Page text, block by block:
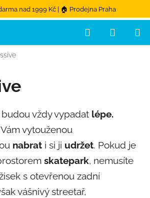
nad 1999 Kč | 🏠 Prodejna Praha
Hledat
budou vždy vypadat lépe.
Vám vytouženou
nabrat i si ji udržet. Pokud je
skatepark, nemusíte
s otevřenou zadní
vášnivý streetař,